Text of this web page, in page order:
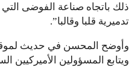
ذلك باتجاه صناعة الفوضى
تدميرية قلبا وقالبا”.
وأوضح المحسن في حديث لموقع
ويتابع المسؤولين الأميركيين